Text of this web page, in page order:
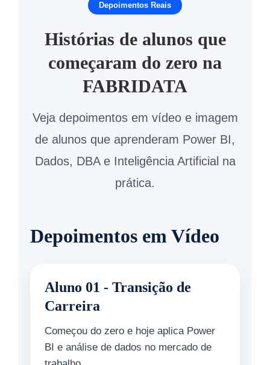
Depoimentos Reais
Histórias de alunos que
começaram do zero na
FABRIDATA
Veja depoimentos em vídeo e imagem
de alunos que aprenderam Power BI,
Dados, DBA e Inteligência Artificial na
prática.
Depoimentos em Vídeo
Aluno 01 - Transição de
Carreira
Começou do zero e hoje aplica Power
BI e análise de dados no mercado de